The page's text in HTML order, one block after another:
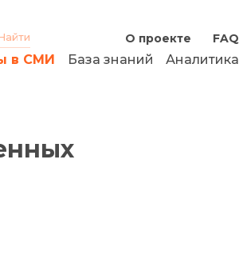
О проекте FAQ
в СМИ База знаний Аналитика